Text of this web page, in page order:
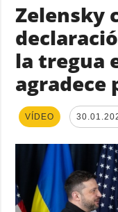
Zelensky
la tregua
agradece
VÍDEO